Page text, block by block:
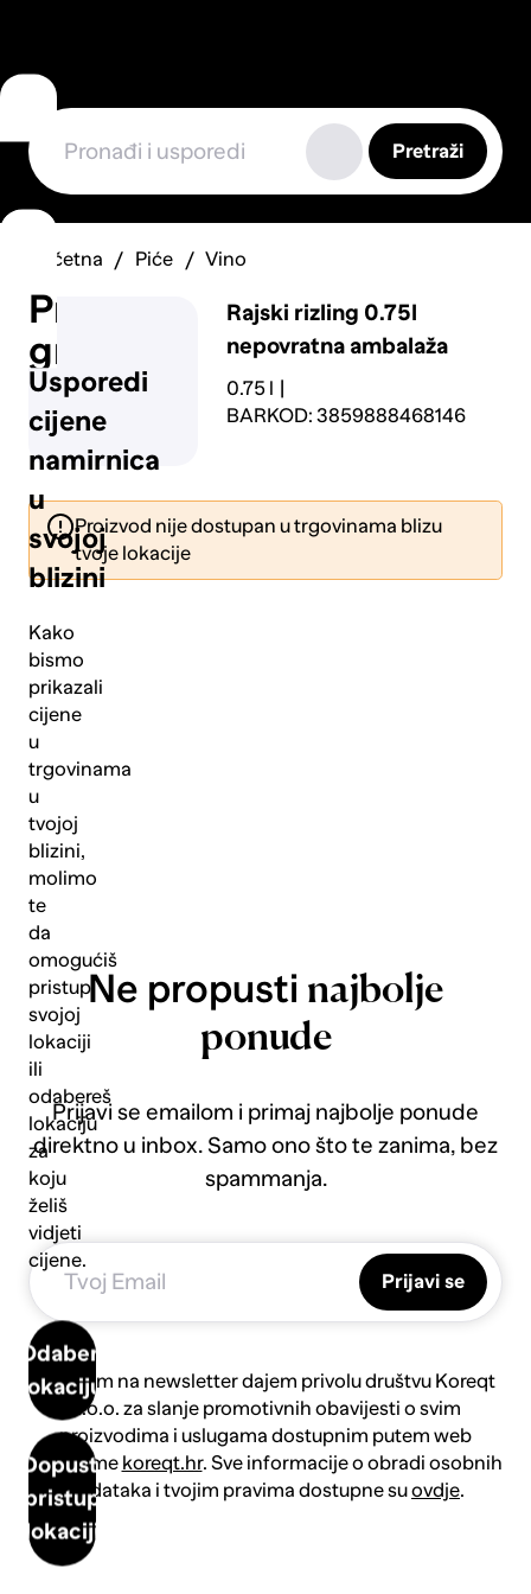
Usporedi
cijene
namirnica
u
svojoj
blizini
Kako
bismo
prikazali
cijene
u
trgovinama
u
tvojoj
blizini,
molimo
te
da
omogućiš
pristup
svojoj
lokaciji
ili
odabereš
lokaciju
za
koju
želiš
vidjeti
cijene.
Odaberi
lokaciju
Dopusti
pristup
lokaciji
Prijavi
grešku
Pošalji
Pretraži
Početna Piće Vino
Rajski rizling 0.75l
nepovratna ambalaža
0.75 l
BARKOD: 3859888468146
Proizvod nije dostupan u trgovinama blizu
tvoje lokacije
Ne propusti najbolje
ponude
Prijavi se emailom i primaj najbolje ponude
direktno u inbox. Samo ono što te zanima, bez
spammanja.
Prijavi se
Prijavom na newsletter dajem privolu društvu Koreqt
d.o.o. za slanje promotivnih obavijesti o svim
proizvodima i uslugama dostupnim putem web
platforme koreqt.hr. Sve informacije o obradi osobnih
podataka i tvojim pravima dostupne suovdje.